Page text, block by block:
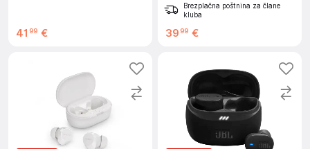
41 99 €
Brezplačna poštnina za člane
kluba
39 99 €